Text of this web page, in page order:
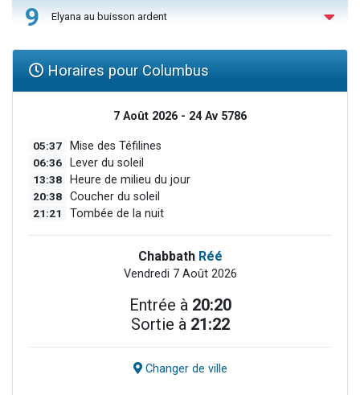
9 Elyana au buisson ardent
Horaires pour Columbus
7 Août 2026 - 24 Av 5786
05:37 Mise des Téfilines
06:36 Lever du soleil
13:38 Heure de milieu du jour
20:38 Coucher du soleil
21:21 Tombée de la nuit
Chabbath Réé
Vendredi 7 Août 2026
Entrée à 20:20
Sortie à 21:22
Changer de ville